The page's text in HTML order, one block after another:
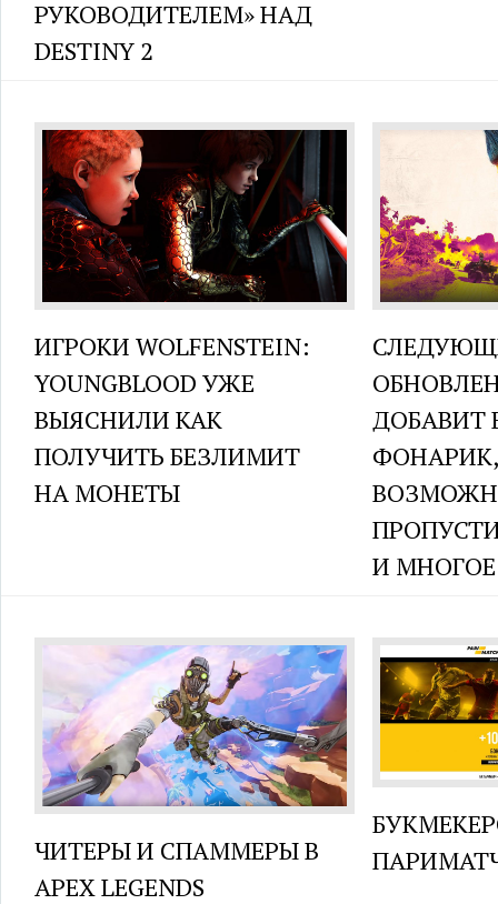
РУКОВОДИТЕЛЕМ» НАД
DESTINY 2
ИГРОКИ WOLFENSTEIN:
YOUNGBLOOD УЖЕ
ВЫЯСНИЛИ КАК
ПОЛУЧИТЬ БЕЗЛИМИТ
НА МОНЕТЫ
ДОБАВИТ
ФОНАРИК,
И
ЧИТЕРЫ И СПАММЕРЫ В
APEX LEGENDS